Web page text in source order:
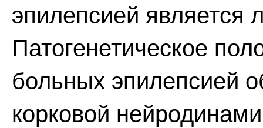
эпилепсией является
Патогенетическое
больных эпилепсией
корковой